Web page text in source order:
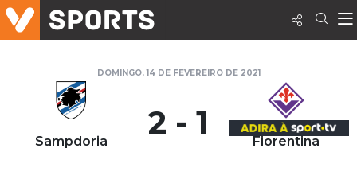
DOMINGO, 14 DE FEVEREIRO DE 2021
Sampdoria 2 - 1 Fiorentina